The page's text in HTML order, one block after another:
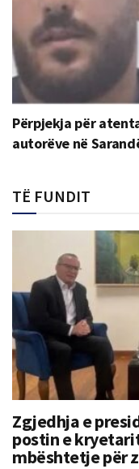
Përpjekja për
autorëve në
TË FUNDIT
Zgjedhja e
postin e
mbështetje për